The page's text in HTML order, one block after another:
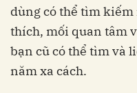
dùng có thể tìm
thích, mối quan tâm
bạn cũ có thể tìm và
năm xa cách.